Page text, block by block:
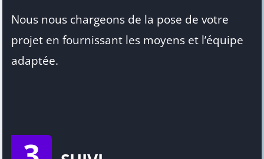
Nous nous chargeons de la pose de votre
projet en fournissant les moyens et l’équipe
adaptée.